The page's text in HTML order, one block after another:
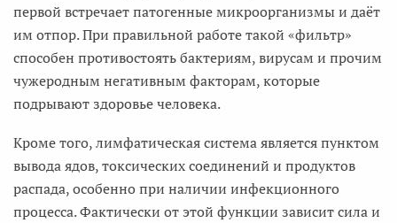
первой встречает патогенные микроорганизмы и даёт
им отпор. При правильной работе такой «фильтр»
способен противостоять бактериям, вирусам и прочим
чужеродным негативным факторам, которые
подрывают здоровье человека.
Кроме того, лимфатическая система является пунктом
вывода ядов, токсических соединений и продуктов
распада, особенно при наличии инфекционного
процесса. Фактически от этой функции зависит сила и